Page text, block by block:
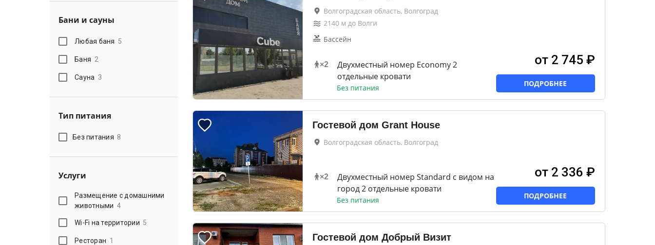
Бани и сауны
Любая баня 5
Баня 2
Сауна 3
Тип питания
Без питания 8
Услуги
Размещение с домашними
животными 4
Wi-Fi на территории 5
Ресторан 1
Волгоградская область, Волгоград
2140м до Волги
Бассейн
×2
Двухместный номер Economy 2
отдельные кровати
Без питания
от 2 745 ₽
ПОДРОБНЕЕ
Гостевой дом Grant House
Волгоградская область, Волгоград
×2
Двухместный номер Standard с видом на
город 2 отдельные кровати
Без питания
от 2 336 ₽
ПОДРОБНЕЕ
Гостевой дом Добрый Визит